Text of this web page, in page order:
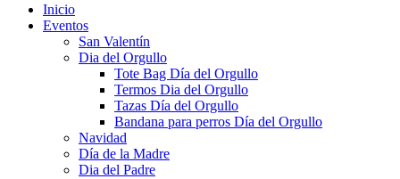
Inicio
Eventos
San Valentín
Dia del Orgullo
Tote Bag Día del Orgullo
Termos Dia del Orgullo
Tazas Día del Orgullo
Bandana para perros Día del Orgullo
Navidad
Día de la Madre
Dia del Padre